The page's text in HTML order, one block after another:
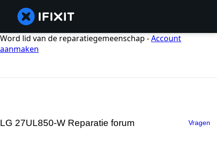
Word lid van de reparatiegemeenschap -Account
aanmaken
LG 27UL850-W Reparatie forum Vragen